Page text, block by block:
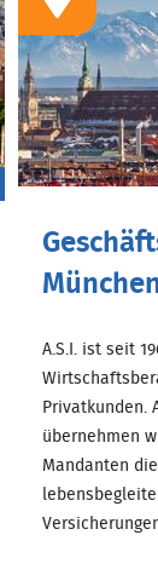
A.S.I. ist seit
Privatkunden.
übernehmen
Mandanten